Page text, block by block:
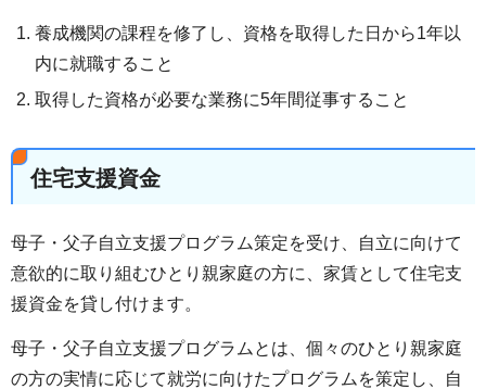
養成機関の課程を修了し、資格を取得した日から1年以
内に就職すること
取得した資格が必要な業務に5年間従事すること
住宅支援資金
母子・父子自立支援プログラム策定を受け、自立に向けて
意欲的に取り組むひとり親家庭の方に、家賃として住宅支
援資金を貸し付けます。
母子・父子自立支援プログラムとは、個々のひとり親家庭
の方の実情に応じて就労に向けたプログラムを策定し、自